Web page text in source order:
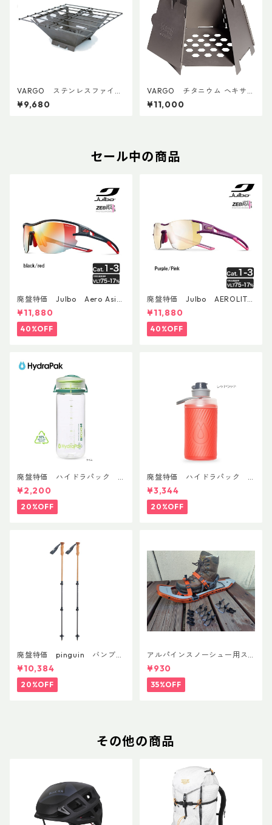
VARGO ステンレスファイヤ
ーボックスグリル
¥9,680
VARGO チタニウム ヘキサゴ
ンウッドストーブ
¥11,000
セール中の商品
廃盤特価 Julbo Aero Asia
nFit
¥11,880
40%OFF
廃盤特価 Julbo AEROLITE
AsianFit
¥11,880
40%OFF
廃盤特価 ハイドラパック
リーコン ツイスト＆シップ 50
0ml
¥2,200
20%OFF
廃盤特価 ハイドラパック
フラックス 750ml
¥3,344
20%OFF
廃盤特価 pinguin バンブー
FLフォーム(ペア)
¥10,384
20%OFF
アルパインスノーシュー用ス
トラップキャッチ(ペア)
¥930
35%OFF
その他の商品